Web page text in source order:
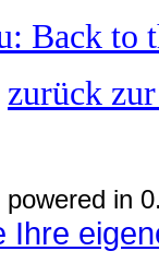
Back to
zurück
powered in
Ihre